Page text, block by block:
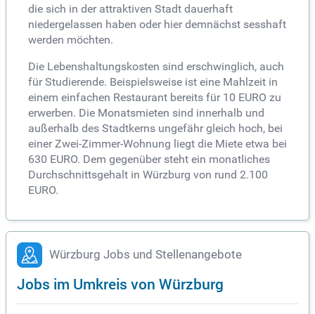
die sich in der attraktiven Stadt dauerhaft
niedergelassen haben oder hier demnächst sesshaft
werden möchten.
Die Lebenshaltungskosten sind erschwinglich, auch
für Studierende. Beispielsweise ist eine Mahlzeit in
einem einfachen Restaurant bereits für 10 EURO zu
erwerben. Die Monatsmieten sind innerhalb und
außerhalb des Stadtkerns ungefähr gleich hoch, bei
einer Zwei-Zimmer-Wohnung liegt die Miete etwa bei
630 EURO. Dem gegenüber steht ein monatliches
Durchschnittsgehalt in Würzburg von rund 2.100
EURO.
Würzburg Jobs und Stellenangebote
Jobs im Umkreis von Würzburg